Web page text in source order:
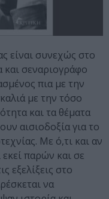
είναι συνεχώς στο
και σεναριογράφο
πια με την
με την τόσο
και τα θέματα
αισιοδοξία για το
Με ό,τι και αν
εκεί παρών και σε
εξελίξεις στο
να